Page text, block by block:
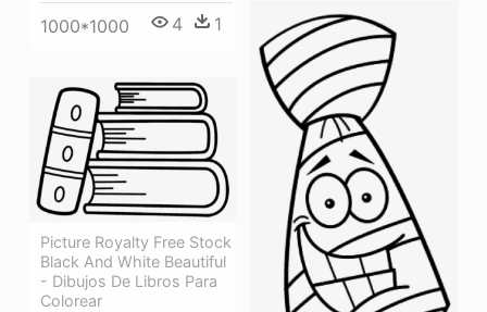
1000*1000 4 1
Picture Royalty Free Stock
Black And White Beautiful
- Dibujos De Libros Para
Colorear